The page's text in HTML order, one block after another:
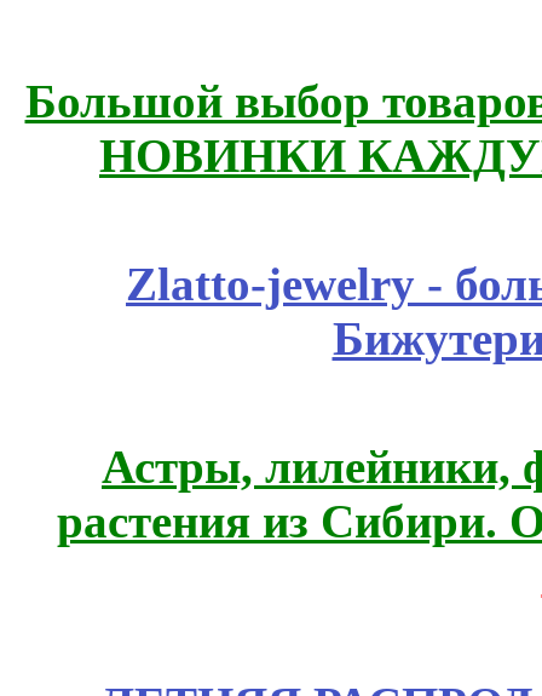
Большой выбор
НОВИНКИ
Zlatto-jewelry -
Астры, лилейники,
растения из Сибири.